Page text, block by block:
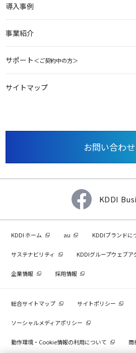
導入事例
事業紹介
サポート＜ご契約中の方＞
サイトマップ
お問い合わせ
KDDI
KDDI ホーム au KDDIブランドに
サステナビリティ KDDIグループウェブア
企業情報 採用情報
総合サイトマップ サイトポリシー
ソーシャルメディアポリシー
動作環境・Cookie情報の利用について 商